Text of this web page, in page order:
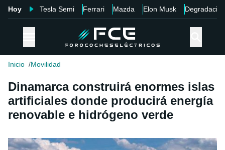
Hoy Tesla Semi Ferrari Mazda Elon Musk Degradación
Inicio Movilidad
Dinamarca construirá enormes islas
artificiales donde producirá energía
renovable e hidrógeno verde